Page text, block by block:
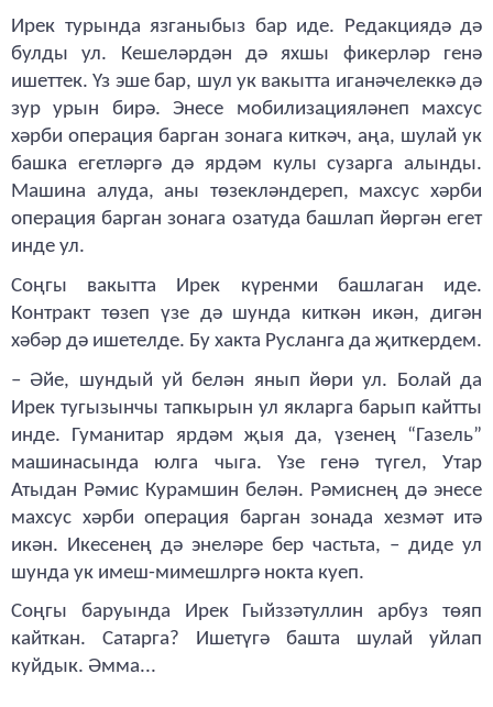
Ирек турында язганыбыз бар иде. Редакциядә дә
булды ул. Кешеләрдән дә яхшы фикерләр генә
ишеттек. Үз эше бар, шул ук вакытта иганәчелеккә дә
зур урын бирә. Энесе мобилизацияләнеп махсус
хәрби операция барган зонага киткәч, аңа, шулай ук
башка егетләргә дә ярдәм кулы сузарга алынды.
Машина алуда, аны төзекләндереп, махсус хәрби
операция барган зонага озатуда башлап йөргән егет
инде ул.
Соңгы вакытта Ирек күренми башлаган иде.
Контракт төзеп үзе дә шунда киткән икән, дигән
хәбәр дә ишетелде. Бу хакта Русланга да җиткердем.
– Әйе, шундый уй белән янып йөри ул. Болай да
Ирек тугызынчы тапкырын ул якларга барып кайтты
инде. Гуманитар ярдәм җыя да, үзенең “Газель”
машинасында юлга чыга. Үзе генә түгел, Утар
Атыдан Рәмис Курамшин белән. Рәмиснең дә энесе
махсус хәрби операция барган зонада хезмәт итә
икән. Икесенең дә энеләре бер частьта, – диде ул
шунда ук имеш-мимешлргә нокта куеп.
Соңгы баруында Ирек Гыйззәтуллин арбуз төяп
кайткан. Сатарга? Ишетүгә башта шулай уйлап
куйдык. Әмма...